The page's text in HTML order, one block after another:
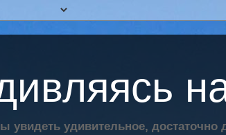
увидеть удивительное,